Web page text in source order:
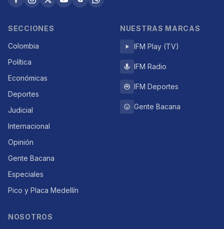
SECCIONES
Colombia
Política
Económicas
Deportes
Judicial
Internacional
Opinión
Gente Bacana
Especiales
Pico y Placa Medellín
NUESTRAS MARCAS
IFM Play (TV)
IFM Radio
IFM Deportes
Gente Bacana
NOSOTROS